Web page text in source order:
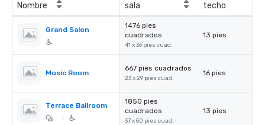
Nombre
sala
techo
Grand Salon
1476 pies
cuadrados
41 x 36 pies cuad.
13 pies
Music Room
667 pies cuadrados
23 x 29 pies cuad.
16 pies
Terrace Ballroom
1850 pies
cuadrados
37 x 50 pies cuad.
13 pies